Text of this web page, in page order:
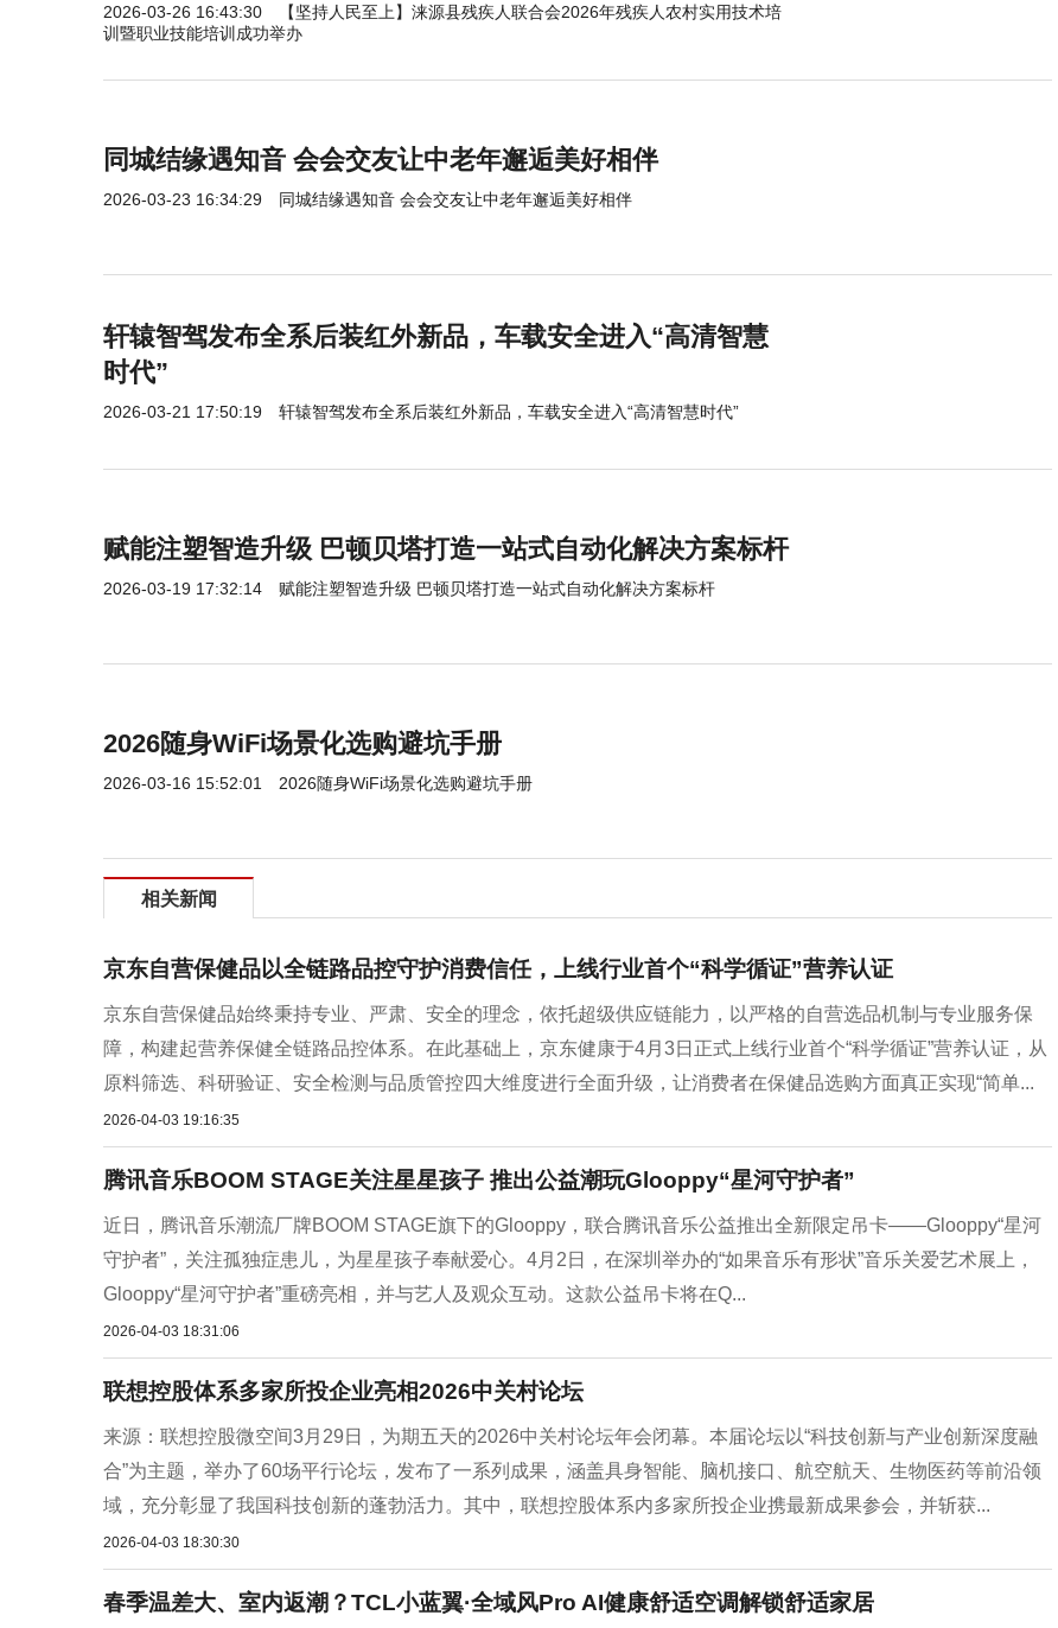
2026-03-26 16:43:30
【坚持人民至上】涞源县残疾人联合会2026年残疾人农村实用技术培
训暨职业技能培训成功举办
同城结缘遇知音 会会交友让中老年邂逅美好相伴
2026-03-23 16:34:29 同城结缘遇知音 会会交友让中老年邂逅美好相伴
轩辕智驾发布全系后装红外新品，车载安全进入“高清智慧
时代”
2026-03-21 17:50:19 轩辕智驾发布全系后装红外新品，车载安全进入“高清智慧时代”
赋能注塑智造升级 巴顿贝塔打造一站式自动化解决方案标杆
2026-03-19 17:32:14 赋能注塑智造升级 巴顿贝塔打造一站式自动化解决方案标杆
2026随身WiFi场景化选购避坑手册
2026-03-16 15:52:01 2026随身WiFi场景化选购避坑手册
相关新闻
京东自营保健品以全链路品控守护消费信任，上线行业首个“科学循证”营养认证
京东自营保健品始终秉持专业、严肃、安全的理念，依托超级供应链能力，以严格的自营选品机制与专业服务保
障，构建起营养保健全链路品控体系。在此基础上，京东健康于4月3日正式上线行业首个“科学循证”营养认证，从
原料筛选、科研验证、安全检测与品质管控四大维度进行全面升级，让消费者在保健品选购方面真正实现“简单...
2026-04-03 19:16:35
腾讯音乐BOOM STAGE关注星星孩子 推出公益潮玩Glooppy“星河守护者”
近日，腾讯音乐潮流厂牌BOOM STAGE旗下的Glooppy，联合腾讯音乐公益推出全新限定吊卡——Glooppy“星河
守护者”，关注孤独症患儿，为星星孩子奉献爱心。4月2日，在深圳举办的“如果音乐有形状”音乐关爱艺术展上，
Glooppy“星河守护者”重磅亮相，并与艺人及观众互动。这款公益吊卡将在Q...
2026-04-03 18:31:06
联想控股体系多家所投企业亮相2026中关村论坛
来源：联想控股微空间3月29日，为期五天的2026中关村论坛年会闭幕。本届论坛以“科技创新与产业创新深度融
合”为主题，举办了60场平行论坛，发布了一系列成果，涵盖具身智能、脑机接口、航空航天、生物医药等前沿领
域，充分彰显了我国科技创新的蓬勃活力。其中，联想控股体系内多家所投企业携最新成果参会，并斩获...
2026-04-03 18:30:30
春季温差大、室内返潮？TCL小蓝翼·全域风Pro AI健康舒适空调解锁舒适家居